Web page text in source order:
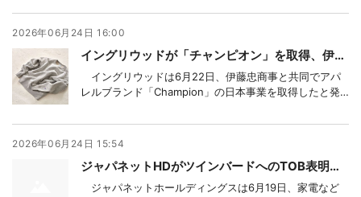
ルズグラスロックの地下1階ギャラリーに出店している。
コレド日本橋のポップアップで得た顧客ニーズに即し
て、「時短」「印象コントロール」を切り口に、
2026年06月24日 16:00
イングリウッドが「チャンピオン」を取得、伊藤忠と日本事業を推進
イングリウッドは6月22日、伊藤忠商事と共同でアパ
レルブランド「Champion」の日本事業を取得したと発
に商号変更し、イングリウッド社長の黒川隆介氏が社長
に就いた。
2026年06月24日 15:54
ジャパネットHDがツインバードへのTOB表明、製販垂直統合モデル確立へ 「賛同せず」なら撤回
ジャパネットホールディングスは6月19日、家電など